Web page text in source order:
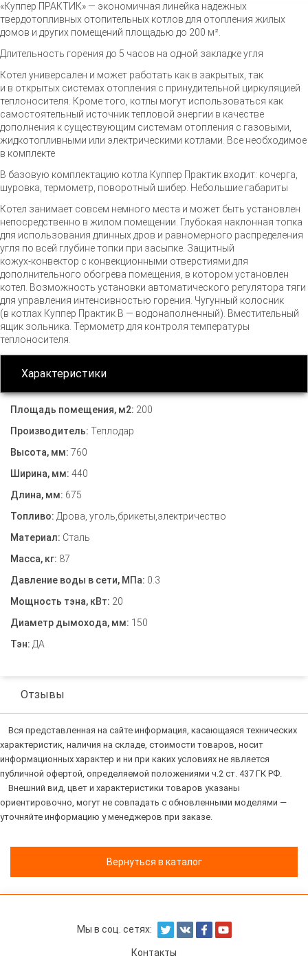
«Куппер ПРАКТИК» — экономичная линейка надежных
твердотопливных отопительных котлов для отопления жилых
домов и других помещений площадью до 200 м².
Длительность горения до 5 часов на одной закладке угля
Котел универсален и может работать как в закрытых, так
и в открытых системах отопления с принудительной циркуляцией
теплоносителя. Кроме того, котлы могут использоваться как
самостоятельный источник тепловой энергии в качестве
дополнения к существующим системам отопления с газовыми,
жидкотопливными или электрическими котлами. Все необходимое
в комплекте
В базовую комплектацию котла Куппер Практик входит: кочерга,
шуровка, термометр, поворотный шибер. Небольшие габариты
Котел занимает совсем немного места и может быть установлен
непосредственно в жилом помещении. Глубокая наклонная топка
для использования длинных дров и равномерного распределения
угля по всей глубине топки при засыпке. Защитный
кожух-конвектор с конвекционными отверстиями для
дополнительного обогрева помещения, в котором установлен
котел. Возможность установки автоматического регулятора тяги
для управления интенсивностью горения. Чугунный колосник
(в котлах Куппер Практик В — водонаполненный). Вместительный
ящик зольника. Термометр для контроля температуры
теплоносителя.
Характеристики
Площадь помещения, м2: 200
Производитель: Теплодар
Высота, мм: 760
Ширина, мм: 440
Длина, мм: 675
Топливо: Дрова, уголь,брикеты,электричество
Материал: Сталь
Масса, кг: 87
Давление воды в сети, МПа: 0.3
Мощность тэна, кВт: 20
Диаметр дымохода, мм: 150
Тэн: ДА
Отзывы
Вся представленная на сайте информация, касающаяся технических
характеристик, наличия на складе, стоимости товаров, носит
информационных характер и ни при каких условиях не является
публичной офертой, определяемой положениями ч.2 ст. 437 ГК РФ.
Внешний вид, цвет и характеристики товаров указаны
ориентировочно, могут не совпадать с обновленными моделями —
уточняйте информацию у менеджеров при заказе.
Вернуться в каталог
Мы в соц. сетях:
Контакты